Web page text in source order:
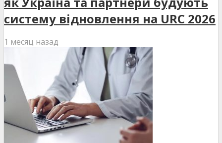
систему відновлення на URC 2026
1 месяц назад